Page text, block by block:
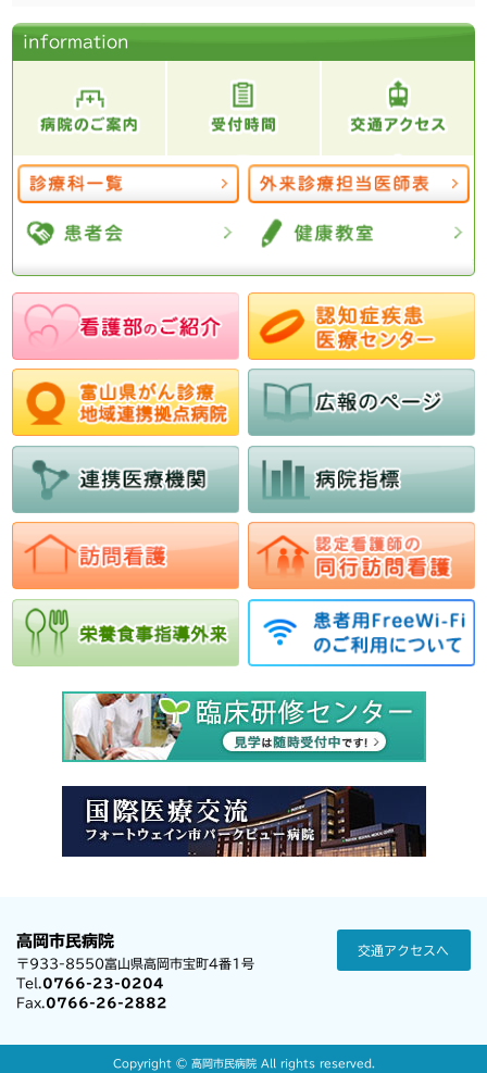
information
高岡市民病院
〒933-8550富山県高岡市宝町4番1号
Tel. 0766-23-0204
Fax. 0766-26-2882
交通アクセスへ
Copyright ©高岡市民病院 All rights reserved.